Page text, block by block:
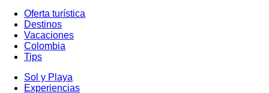
Oferta turística
Destinos
Vacaciones
Colombia
Tips
Sol y Playa
Experiencias